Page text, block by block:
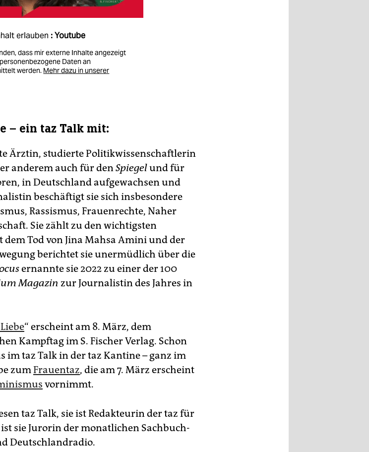
erlauben : Youtube
dass mir externe Inhalte angezeigt
Daten an
werden. Mehr dazu in unserer
– ein taz Talk mit:
Ärztin, studierte Politikwissenschaftlerin
anderem auch für den Spiegelund für
in Deutschland aufgewachsen und
beschäftigt sie sich insbesondere
Rassismus, Frauenrechte, Naher
Sie zählt zu den wichtigsten
Tod von Jina Mahsa Amini und der
berichtet sie unermüdlich über die
ernannte sie 2022 zu einer der 100
Magazin zur Journalistin des Jahres in
“ erscheint am 8. März, dem
Kampftag im S. Fischer Verlag. Schon
im taz Talk in der taz Kantine – ganz im
zum Frauentaz, die am 7. März erscheint
vornimmt.
taz Talk, sie ist Redakteurin der taz für
sie Jurorin der monatlichen Sachbuch-
Deutschlandradio.